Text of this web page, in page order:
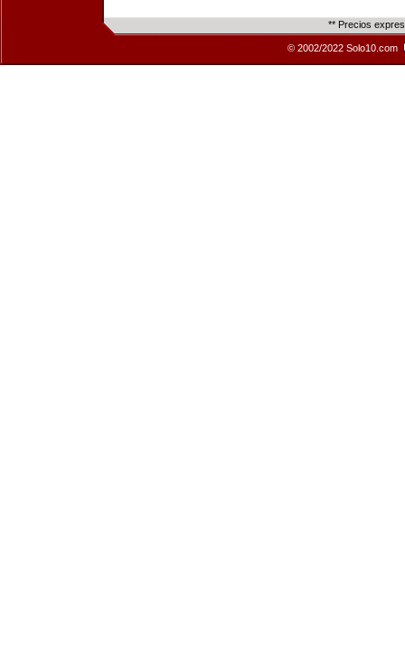
** Precios
© 2002/2022 Solo10.com